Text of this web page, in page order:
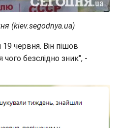
(kiev.segodnya.ua)
19 червня. Він пішов
чого безслідно зник", -